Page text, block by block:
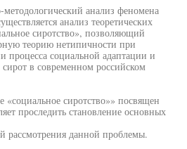
методологический анализ феномена
анализ теоретических
сиротство», позволяющий
теорию нетипичности при
процесса социальной адаптации и
в современном российском
сиротство»» посвящен
проследить становление основных
рассмотрения данной проблемы.